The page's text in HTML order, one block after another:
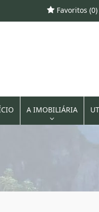
Favoritos (0)
A IMOBILIÁRIA